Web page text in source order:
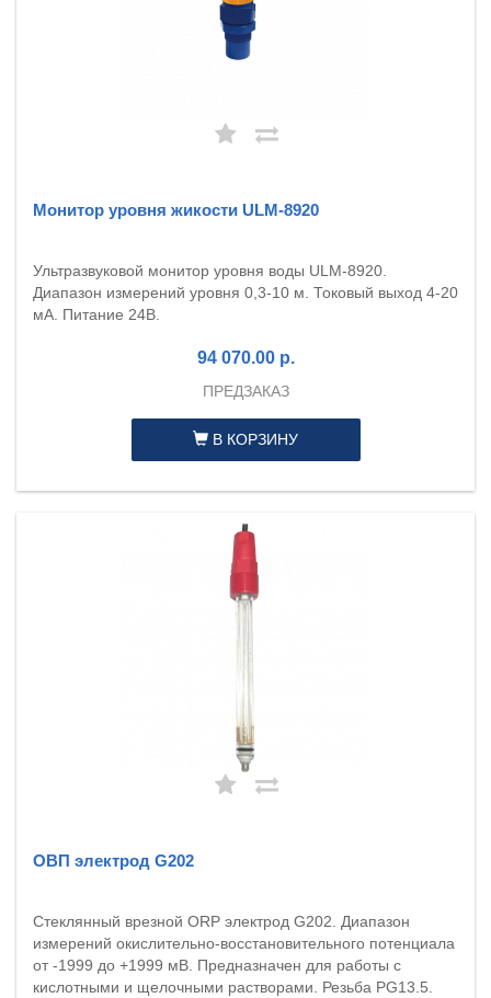
Монитор уровня жикости ULM-8920
Ультразвуковой монитор уровня воды ULM-8920.
Диапазон измерений уровня 0,3-10 м. Токовый выход 4-20
мА. Питание 24В.
94 070.00 р.
ПРЕДЗАКАЗ
В КОРЗИНУ
ОВП электрод G202
Стеклянный врезной ORP электрод G202. Диапазон
измерений окислительно-восстановительного потенциала
от -1999 до +1999 мВ. Предназначен для работы с
кислотными и щелочными растворами. Резьба PG13.5.